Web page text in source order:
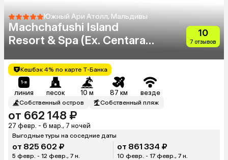
Южный Ари Атолл, Мальдивы
Machchafushi Island
Resort & Spa (Ex. Centara
Maldives)
10
7 отзывов
Кешбэк 4% по карте Т-Банка
линия песок 10 м 87 км везде
Собственный остров Собственный пляж
от 662 148 ₽
27 февр. - 6 мар., 7 ночей
Выгодные туры на соседние даты
от 825 602 ₽
5 февр. - 12 февр., 7 н.
от 861 334 ₽
10 февр. - 17 февр., 7 н.